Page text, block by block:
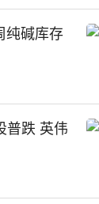
纯碱库存
普跌 英伟